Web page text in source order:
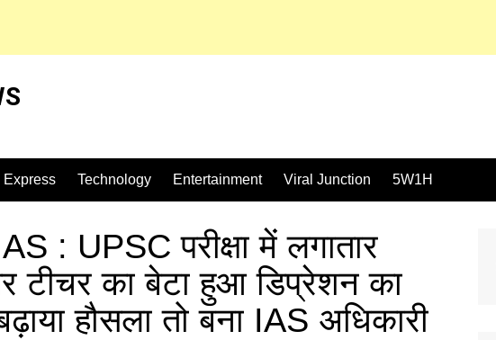
Express Technology Entertainment Viral Junction 5W1H
: UPSC परीक्षा में लगातार
टीचर का बेटा हुआ डिप्रेशन का
हौसला तो बना IAS अधिकारी